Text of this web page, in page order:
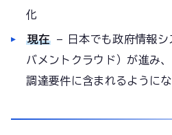
化
現在 — 日本でも政府情報シ
バメントクラウド）が進み
調達要件に含まれるように